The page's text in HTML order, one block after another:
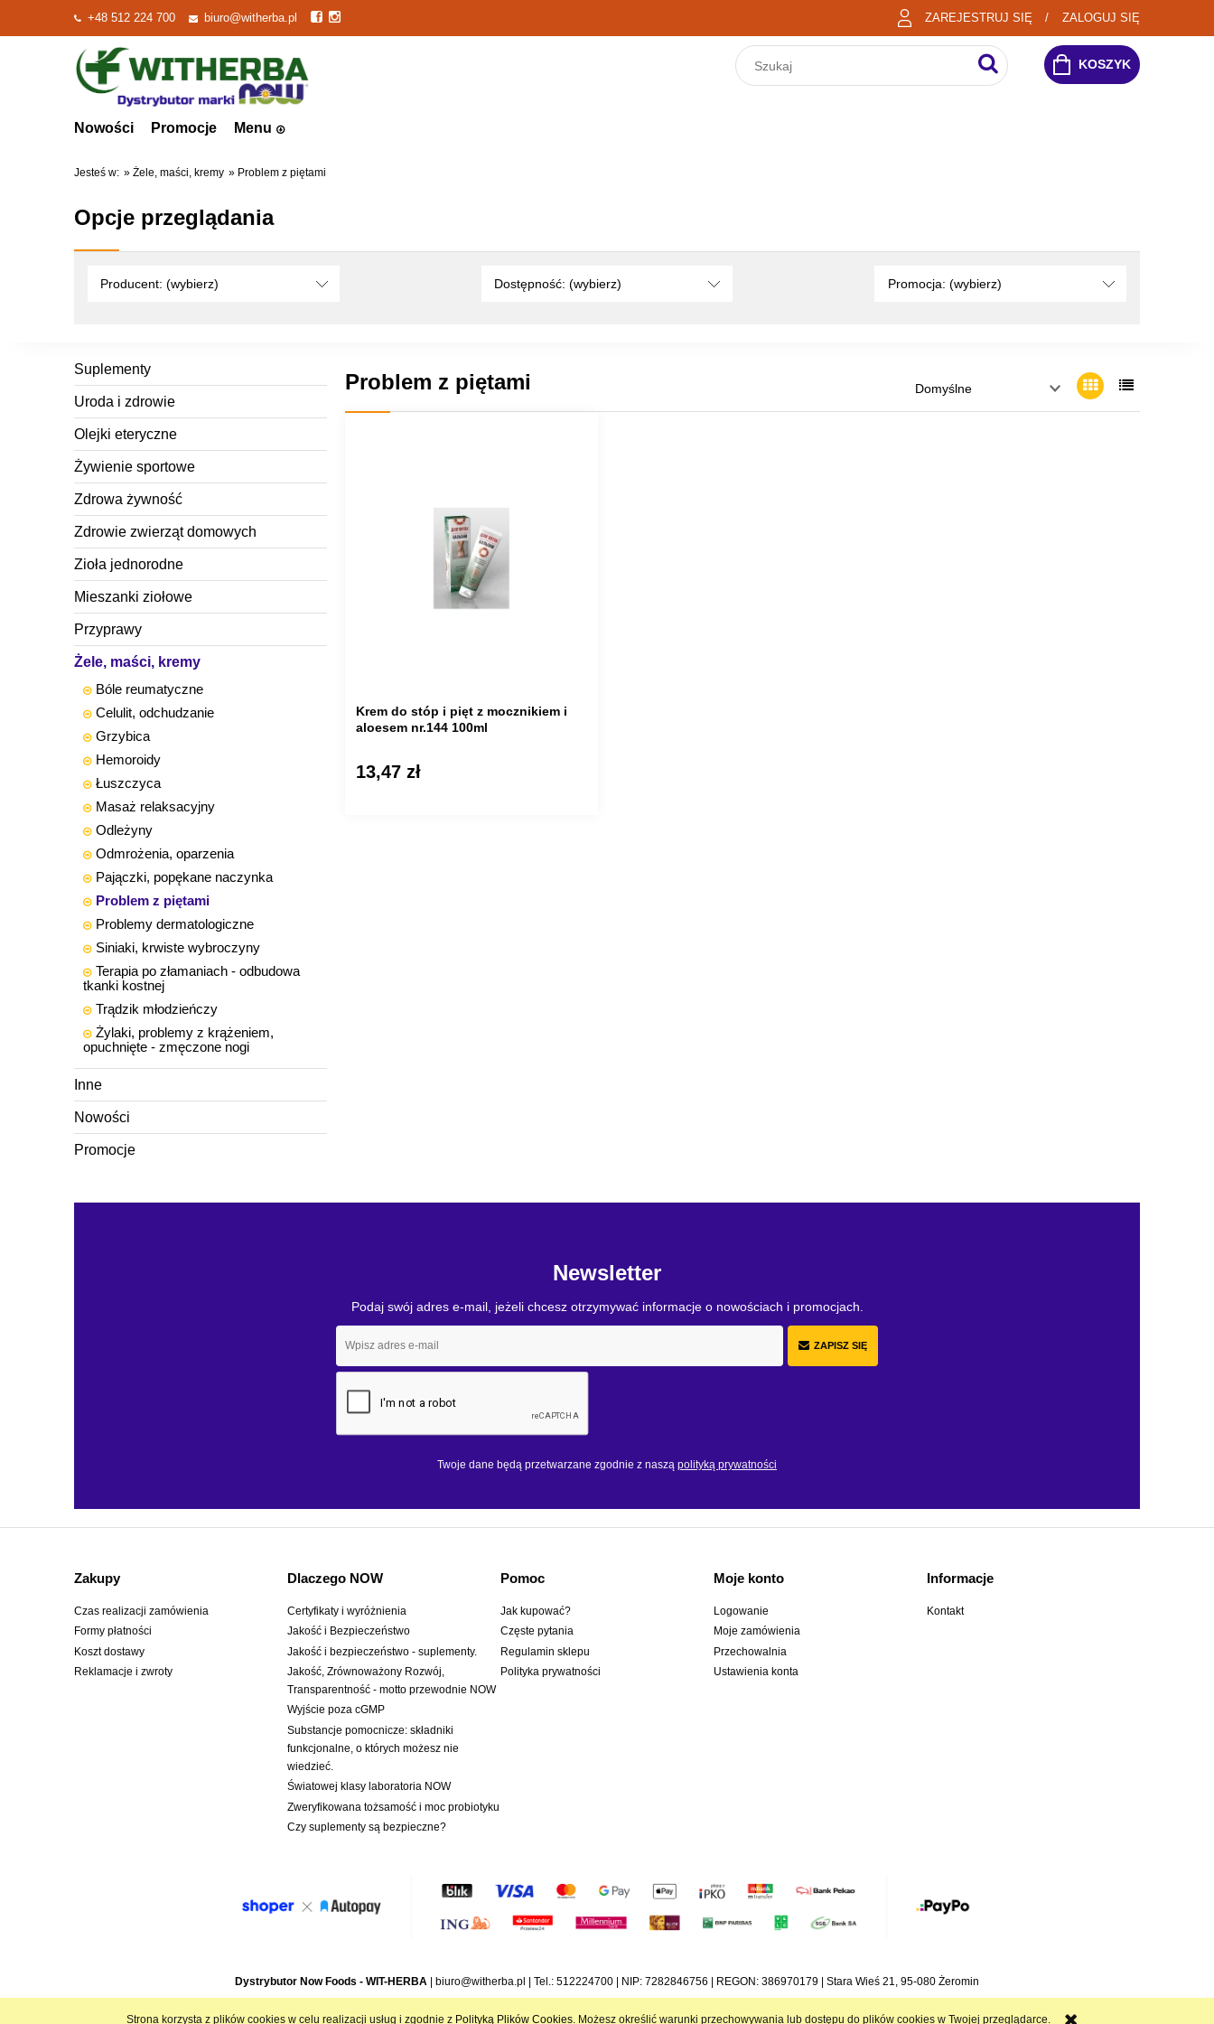
Strona korzysta z plików cookies w celu realizacji usług i zgodnie z Polityką Plików Cookies. Możesz określić warunki przechowywania lub dostępu do plików cookies w Twojej przeglądarce.
ZAREJESTRUJ SIĘ ZALOGUJ SIĘ
+48 512 224 700 biuro@witherba.pl
KOSZYK
Nowości Promocje Menu
Jesteś w: » Żele, maści, kremy » Problem z piętami
Opcje przeglądania
Producent: (wybierz) Dostępność: (wybierz) Promocja: (wybierz)
Suplementy
Uroda i zdrowie
Olejki eteryczne
Żywienie sportowe
Zdrowa żywność
Zdrowie zwierząt domowych
Zioła jednorodne
Mieszanki ziołowe
Przyprawy
Żele, maści, kremy
Bóle reumatyczne
Celulit, odchudzanie
Grzybica
Hemoroidy
Łuszczyca
Masaż relaksacyjny
Odleżyny
Odmrożenia, oparzenia
Pajączki, popękane naczynka
Problem z piętami
Problemy dermatologiczne
Siniaki, krwiste wybroczyny
Terapia po złamaniach - odbudowa
tkanki kostnej
Trądzik młodzieńczy
Żylaki, problemy z krążeniem,
opuchnięte - zmęczone nogi
Inne
Nowości
Promocje
Problem z piętami
Krem do stóp i pięt z mocznikiem i
aloesem nr.144 100ml
13,47 zł
Newsletter
Podaj swój adres e-mail, jeżeli chcesz otrzymywać informacje o nowościach i promocjach.
ZAPISZ SIĘ
Twoje dane będą przetwarzane zgodnie z naszą polityką prywatności
Zakupy
Czas realizacji zamówienia
Formy płatności
Koszt dostawy
Reklamacje i zwroty
Dlaczego NOW
Certyfikaty i wyróżnienia
Jakość i Bezpieczeństwo
Jakość i bezpieczeństwo - suplementy.
Jakość, Zrównoważony Rozwój,
Transparentność - motto przewodnie NOW
Wyjście poza cGMP
Substancje pomocnicze: składniki
funkcjonalne, o których możesz nie
wiedzieć.
Światowej klasy laboratoria NOW
Zweryfikowana tożsamość i moc probiotyku
Czy suplementy są bezpieczne?
Pomoc
Jak kupować?
Częste pytania
Regulamin sklepu
Polityka prywatności
Moje konto
Logowanie
Moje zamówienia
Przechowalnia
Ustawienia konta
Informacje
Kontakt
Dystrybutor Now Foods - WIT-HERBA | biuro@witherba.pl | Tel.: 512224700 | NIP: 7282846756 | REGON: 386970179 | Stara Wieś 21, 95-080 Żeromin